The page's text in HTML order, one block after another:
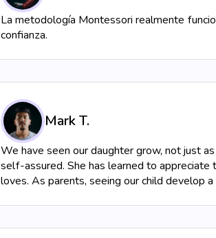
La metodología Montessori realmente
confianza.
Mark T.
We have seen our daughter grow, not just
self-assured. She has learned to
loves. As parents, seeing our child develop